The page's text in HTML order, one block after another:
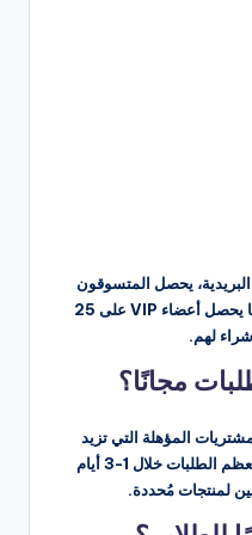
البريدية، يحصل المتسوقون
على شحن مجاني لطلبهم التالي. كما يحصل أعضاء VIP على 25
لهم.
مجانًا؟
المؤهلة التي تزيد
قيمتها عن 49 دولارًا أمريكيًا. تصل معظم الطلبات خلال 1-3 أيام
لمنتجات مُحددة.